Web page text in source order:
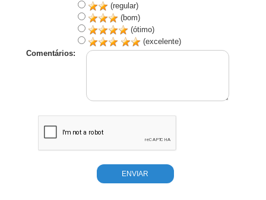
(regular)
(bom)
(ótimo)
(excelente)
Comentários: